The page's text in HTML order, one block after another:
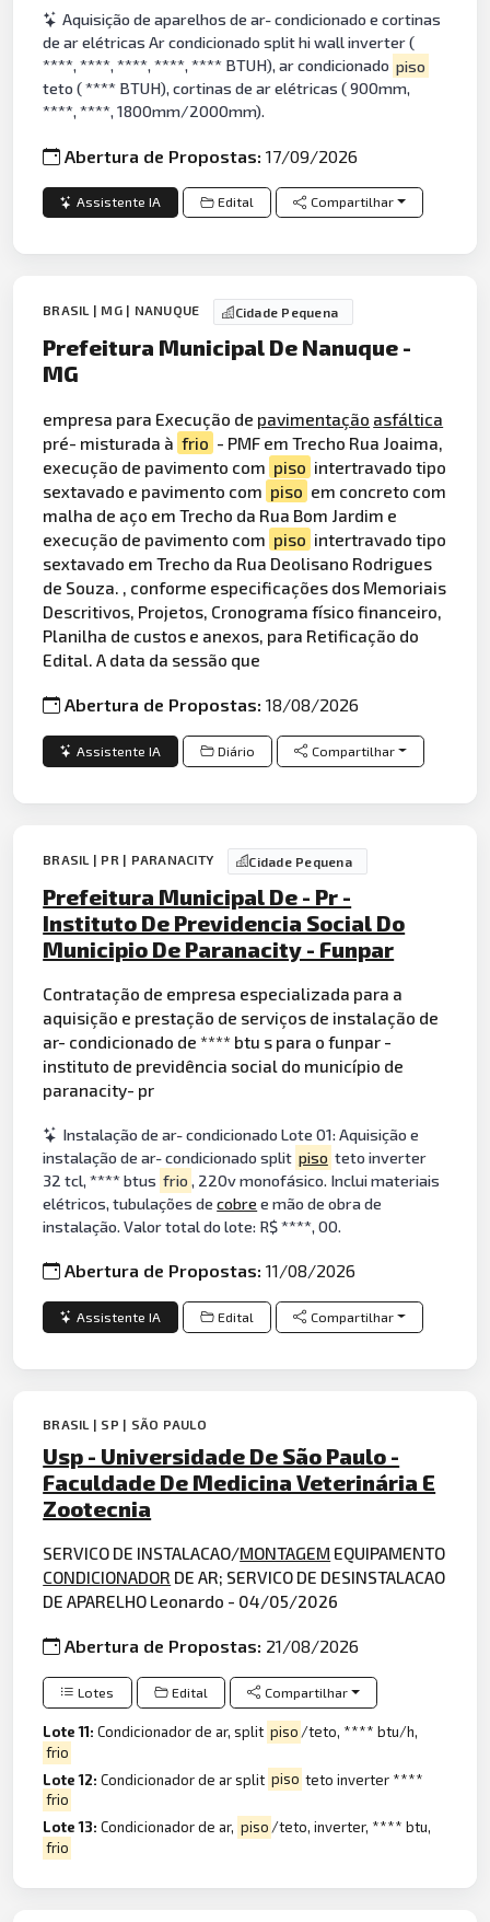
Aquisição de aparelhos de ar- condicionado e cortinas
de ar elétricas Ar condicionado split hi wall inverter (
****, ****, ****, ****, **** BTUH), ar condicionado piso
teto ( **** BTUH), cortinas de ar elétricas ( 900mm,
****, ****, 1800mm/2000mm).
Abertura de Propostas:17/09/2026
Assistente IA Edital Compartilhar
BRASIL | MG | NANUQUE Cidade Pequena
Prefeitura Municipal De Nanuque -
MG
empresa para Execução de pavimentação asfáltica
pré- misturada à frio - PMF em Trecho Rua Joaima,
execução de pavimento com piso intertravado tipo
sextavado e pavimento com piso em concreto com
malha de aço em Trecho da Rua Bom Jardim e
execução de pavimento com piso intertravado tipo
sextavado em Trecho da Rua Deolisano Rodrigues
de Souza. , conforme especificações dos Memoriais
Descritivos, Projetos, Cronograma físico financeiro,
Planilha de custos e anexos, para Retificação do
Edital. A data da sessão que
Abertura de Propostas:18/08/2026
Assistente IA Diário Compartilhar
BRASIL | PR | PARANACITY Cidade Pequena
Prefeitura Municipal De - Pr -
Instituto De Previdencia Social Do
Municipio De Paranacity - Funpar
Contratação de empresa especializada para a
aquisição e prestação de serviços de instalação de
ar- condicionado de **** btu s para o funpar -
instituto de previdência social do município de
paranacity- pr
Instalação de ar- condicionado Lote 01: Aquisição e
instalação de ar- condicionado split piso teto inverter
32 tcl, **** btus frio , 220v monofásico. Inclui materiais
elétricos, tubulações decobre e mão de obra de
instalação. Valor total do lote: R$ ****, 00.
Abertura de Propostas:11/08/2026
Assistente IA Edital Compartilhar
BRASIL | SP | SÃO PAULO
Usp - Universidade De São Paulo -
Faculdade De Medicina Veterinária E
Zootecnia
SERVICO DE INSTALACAO/MONTAGEM EQUIPAMENTO
CONDICIONADOR DE AR; SERVICO DE DESINSTALACAO
DE APARELHO Leonardo - 04/05/2026
Abertura de Propostas: 21/08/2026
Lotes Edital Compartilhar
Lote 11:Condicionador de ar, split piso /teto, **** btu/h,
frio
Lote 12:Condicionador de ar split piso teto inverter ****
frio
Lote 13:Condicionador de ar, piso/teto, inverter, **** btu,
frio